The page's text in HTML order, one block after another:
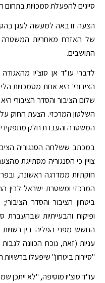
סייגים להפעלת סמכויות בתחום
הצעה זו באה למעשה לעגן
של האזרח מאחריות המשטרה
התושבים.
לדברי עו"ד אן סוצ'יו
הציבורי' היא אחת מסמכויות
שלום הציבור והסדר הציבורי
השלטון המרכזי. הצעת החוק
המשטרה והעברת חלק מתפקידיה
במכתב ששלחה הסנגוריה
צויין כי הסנגוריה מסתייגת
חוקתיות ממדרגה ראשונה,
המרכזי ומשטרת ישראל לבין
ביטחון הציבור והסדר
ופיקוח והבעייתיות שבהעברת
החשש מפני הפליה בין רשויות
עניות (זאת, נוכח הכוונה
"סיירות ביטחון" שיפעלו
עו"ד סוצ'יו מוסיפה, "לא ייתכן